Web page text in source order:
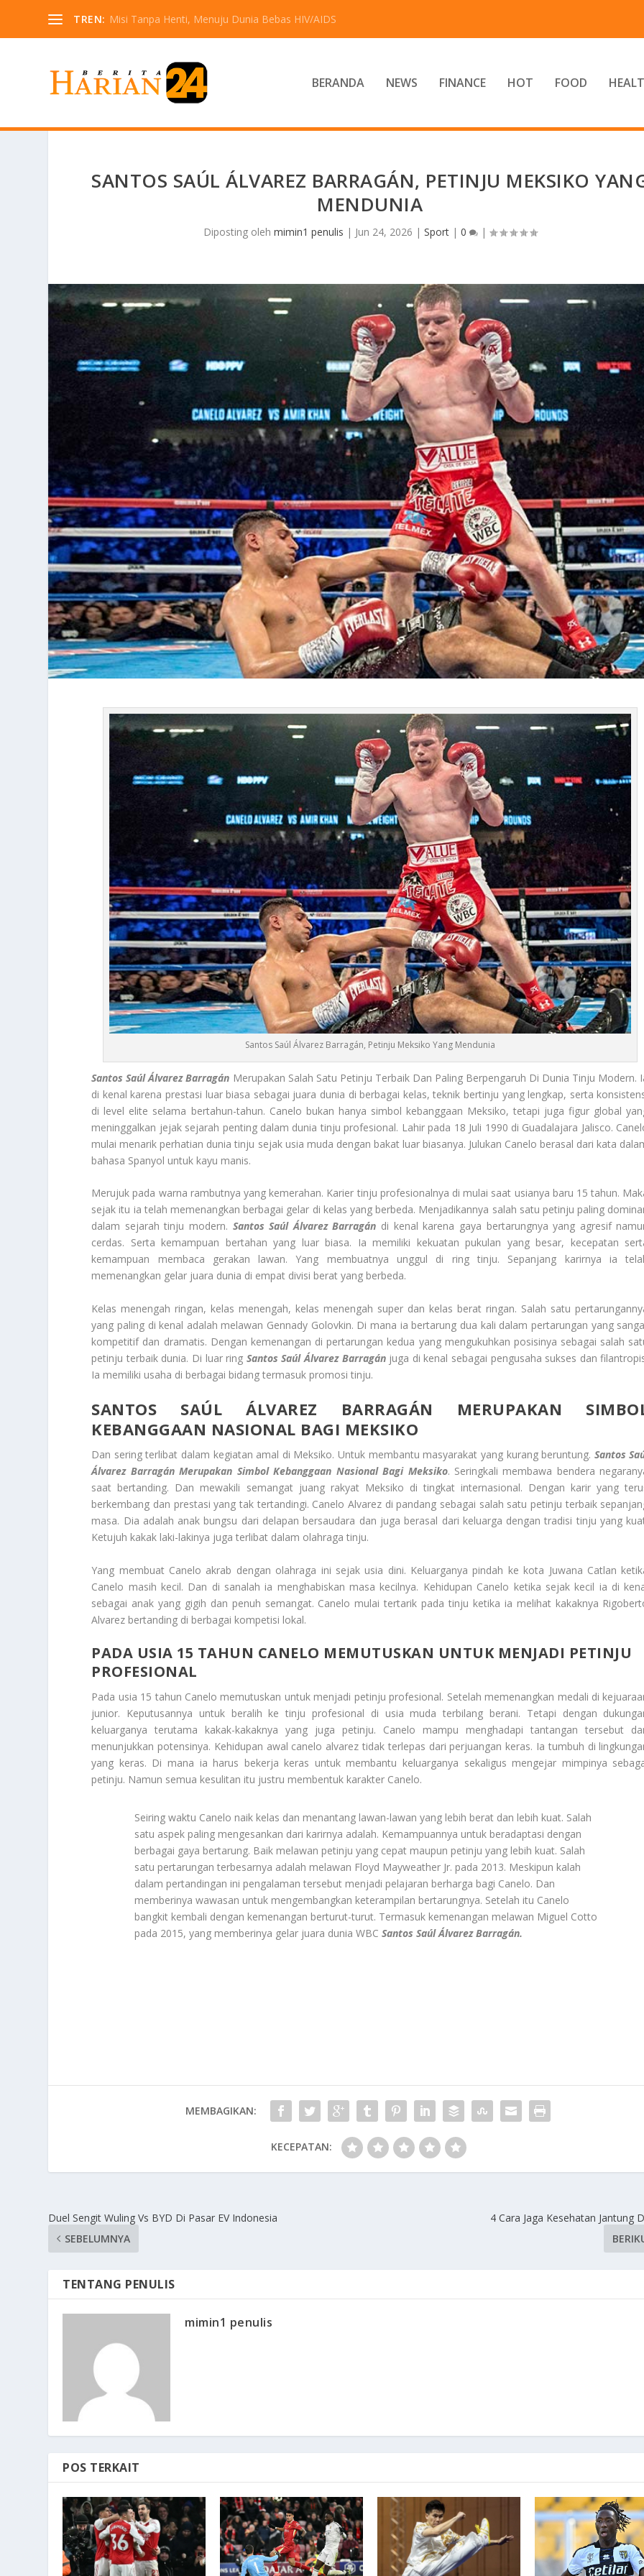
TREN: Misi Tanpa Henti, Menuju Dunia Bebas HIV/AIDS
BERANDA NEWS FINANCE HOT FOOD
SANTOS SAÚL ÁLVAREZ BARRAGÁN, PETINJU MEKSIKO
MENDUNIA
Diposting oleh mimin1 penulis | Jun 24, 2026 | Sport| 0 |
Santos Saúl Álvarez Barragán, Petinju Meksiko Yang Mendunia
Santos Saúl Álvarez Barragán Merupakan Salah Satu Petinju Terbaik Dan Paling Berpengaruh Di Dunia Tinju Modern.
di kenal karena prestasi luar biasa sebagai juara dunia di berbagai kelas, teknik bertinju yang lengkap, serta
di level elite selama bertahun-tahun. Canelo bukan hanya simbol kebanggaan Meksiko, tetapi juga figur global
meninggalkan jejak sejarah penting dalam dunia tinju profesional. Lahir pada 18 Juli 1990 di Guadalajara Jalisco.
mulai menarik perhatian dunia tinju sejak usia muda dengan bakat luar biasanya. Julukan Canelo berasal dari kata
bahasa Spanyol untuk kayu manis.
Merujuk pada warna rambutnya yang kemerahan. Karier tinju profesionalnya di mulai saat usianya baru 15 tahun.
sejak itu ia telah memenangkan berbagai gelar di kelas yang berbeda. Menjadikannya salah satu petinju paling
dalam sejarah tinju modern. Santos Saúl Álvarez Barragán di kenal karena gaya bertarungnya yang agresif
cerdas. Serta kemampuan bertahan yang luar biasa. Ia memiliki kekuatan pukulan yang besar, kecepatan
kemampuan membaca gerakan lawan. Yang membuatnya unggul di ring tinju. Sepanjang karirnya ia
memenangkan gelar juara dunia di empat divisi berat yang berbeda.
Kelas menengah ringan, kelas menengah, kelas menengah super dan kelas berat ringan. Salah satu
yang paling di kenal adalah melawan Gennady Golovkin. Di mana ia bertarung dua kali dalam pertarungan yang
kompetitif dan dramatis. Dengan kemenangan di pertarungan kedua yang mengukuhkan posisinya sebagai salah
petinju terbaik dunia. Di luar ring Santos Saúl Álvarez Barragánjuga di kenal sebagai pengusaha sukses dan
Ia memiliki usaha di berbagai bidang termasuk promosi tinju.
SANTOS SAÚL ÁLVAREZ BARRAGÁN
MERUPAKAN
KEBANGGAAN NASIONAL BAGI MEKSIKO
Dan sering terlibat dalam kegiatan amal di Meksiko. Untuk membantu masyarakat yang kurang beruntung. Santos
Álvarez Barragán Merupakan Simbol Kebanggaan Nasional Bagi Meksiko. Seringkali membawa bendera
saat bertanding. Dan mewakili semangat juang rakyat Meksiko di tingkat internasional. Dengan karir yang
berkembang dan prestasi yang tak tertandingi. Canelo Alvarez di pandang sebagai salah satu petinju terbaik
masa. Dia adalah anak bungsu dari delapan bersaudara dan juga berasal dari keluarga dengan tradisi tinju yang
Ketujuh kakak laki-lakinya juga terlibat dalam olahraga tinju.
Yang membuat Canelo akrab dengan olahraga ini sejak usia dini. Keluarganya pindah ke kota Juwana Catlan
Canelo masih kecil. Dan di sanalah ia menghabiskan masa kecilnya. Kehidupan Canelo ketika sejak kecil ia di
sebagai anak yang gigih dan penuh semangat. Canelo mulai tertarik pada tinju ketika ia melihat kakaknya
Alvarez bertanding di berbagai kompetisi lokal.
PADA USIA 15 TAHUN CANELO MEMUTUSKAN UNTUK MENJADI PETINJU
PROFESIONAL
Pada usia 15 tahun Canelo memutuskan untuk menjadi petinju profesional. Setelah memenangkan medali di
junior. Keputusannya untuk beralih ke tinju profesional di usia muda terbilang berani. Tetapi dengan
keluarganya terutama kakak-kakaknya yang juga petinju. Canelo mampu menghadapi tantangan tersebut
menunjukkan potensinya. Kehidupan awal canelo alvarez tidak terlepas dari perjuangan keras. Ia tumbuh di
yang keras. Di mana ia harus bekerja keras untuk membantu keluarganya sekaligus mengejar mimpinya
petinju. Namun semua kesulitan itu justru membentuk karakter Canelo.
Seiring waktu Canelo naik kelas dan menantang lawan-lawan yang lebih berat dan lebih kuat. Salah
satu aspek paling mengesankan dari karirnya adalah. Kemampuannya untuk beradaptasi dengan
berbagai gaya bertarung. Baik melawan petinju yang cepat maupun petinju yang lebih kuat. Salah
satu pertarungan terbesarnya adalah melawan Floyd Mayweather Jr. pada 2013. Meskipun kalah
dalam pertandingan ini pengalaman tersebut menjadi pelajaran berharga bagi Canelo. Dan
memberinya wawasan untuk mengembangkan keterampilan bertarungnya. Setelah itu Canelo
bangkit kembali dengan kemenangan berturut-turut. Termasuk kemenangan melawan Miguel Cotto
pada 2015, yang memberinya gelar juara dunia WBCSantos Saúl Álvarez Barragán.
MEMBAGIKAN:
KECEPATAN:
Duel Sengit Wuling Vs BYD Di Pasar EV Indonesia
SEBELUMNYA
4 Cara Jaga Kesehatan Jantung
TENTANG PENULIS
mimin1 penulis
POS TERKAIT